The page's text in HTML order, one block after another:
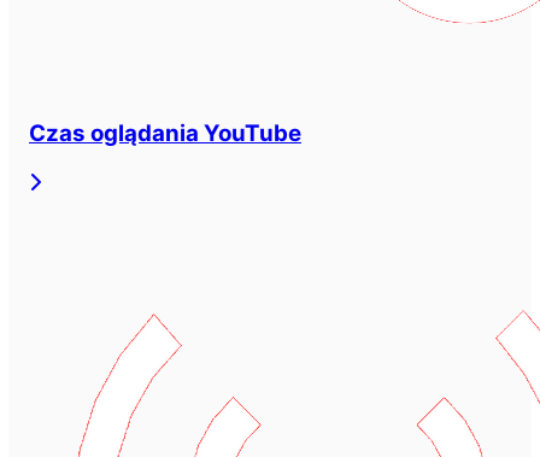
Czas oglądania YouTube